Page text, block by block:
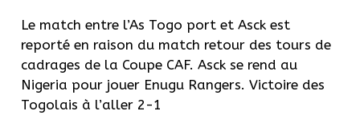
Le match entre l’As Togo port et Asck est
reporté en raison du match retour des tours de
cadrages de la Coupe CAF. Asck se rend au
Nigeria pour jouer Enugu Rangers. Victoire des
Togolais à l’aller 2-1